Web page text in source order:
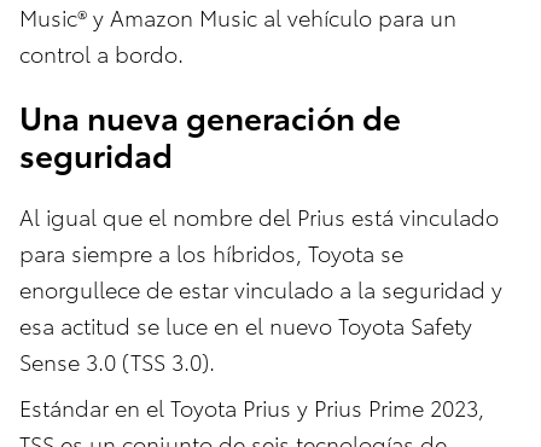
Music® y Amazon Music al vehículo para un
control a bordo.
Una nueva generación de
seguridad
Al igual que el nombre del Prius está vinculado
para siempre a los híbridos, Toyota se
enorgullece de estar vinculado a la seguridad y
esa actitud se luce en el nuevo Toyota Safety
Sense 3.0 (TSS 3.0).
Estándar en el Toyota Prius y Prius Prime 2023,